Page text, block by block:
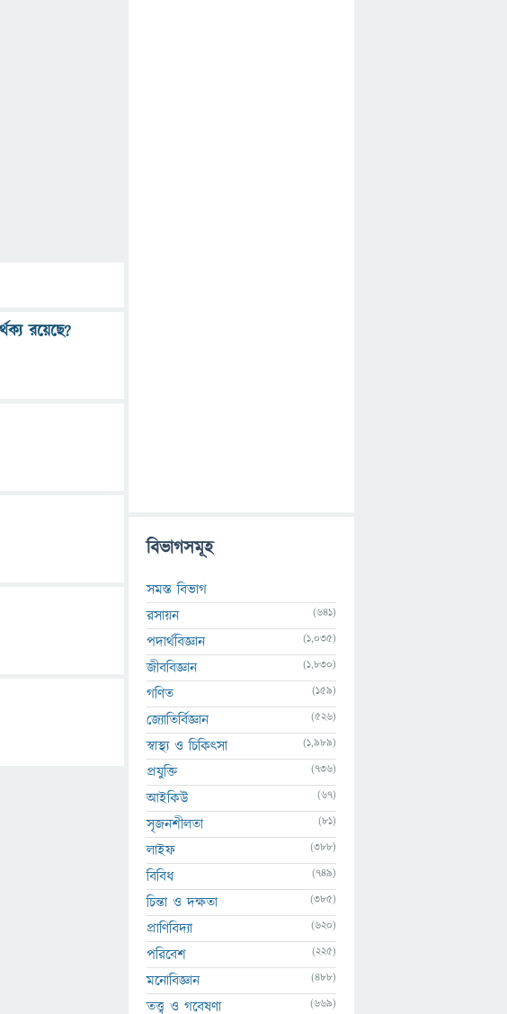
রয়েছে?
বিভাগসমূহ
সমস্ত বিভাগ
রসায়ন
(641)
পদার্থবিজ্ঞান (1,035)
জীববিজ্ঞান (1,830)
গণিত (159)
জ্যোতির্বিজ্ঞান (526)
স্বাস্থ্য ও চিকিৎসা (1,989)
প্রযুক্তি (736)
আইকিউ (67)
সৃজনশীলতা (81)
লাইফ (388)
বিবিধ (749)
চিন্তা ও দক্ষতা (385)
প্রাণিবিদ্যা (620)
পরিবেশ (225)
মনোবিজ্ঞান (488)
তত্ত্ব ও গবেষণা (669)